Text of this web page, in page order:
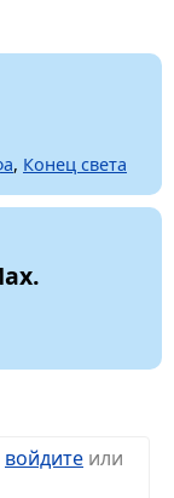
, Конец света
войдите или